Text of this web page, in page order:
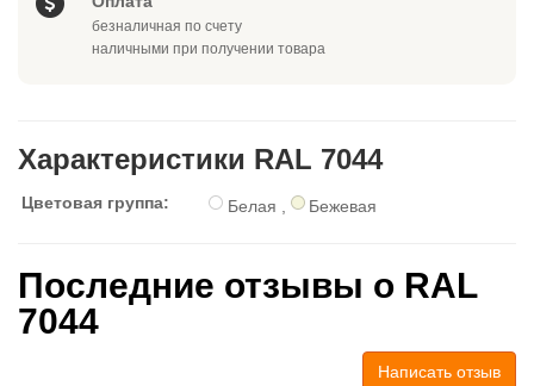
безналичная по счету
наличными при получении товара
Характеристики RAL 7044
Цветовая группа: Белая Бежевая
Последние отзывы о RAL
7044
Написать отзыв